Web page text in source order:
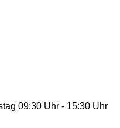
09:30 Uhr - 15:30 Uhr